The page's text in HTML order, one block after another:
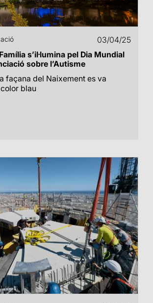
03/04/25
s’il·lumina pel Dia Mundial
sobre l’Autisme
façana del Naixement es va
color blau